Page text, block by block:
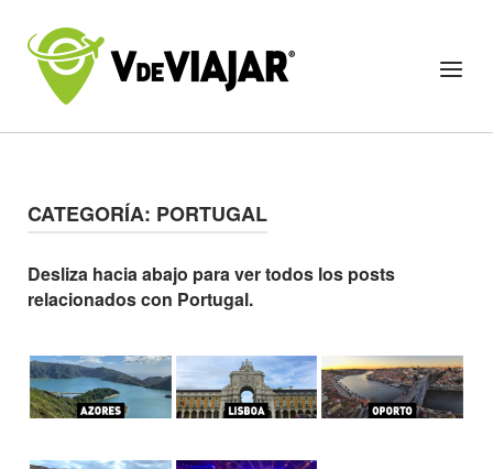
content
Home
Menu
CATEGORÍA: PORTUGAL
Desliza hacia abajo para ver todos los posts
relacionados con Portugal.